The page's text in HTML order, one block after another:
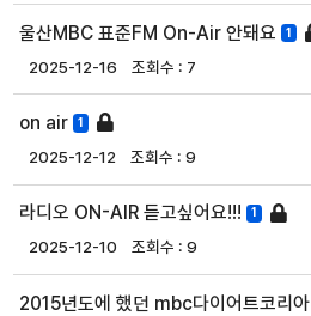
울산MBC 표준FM On-Air 안돼요 1
2025-12-16 7
on air 1
2025-12-12 9
라디오 ON-AIR 듣고싶어요!!! 1
2025-12-10 9
2015년도에 했던 mbc다이어트코리아